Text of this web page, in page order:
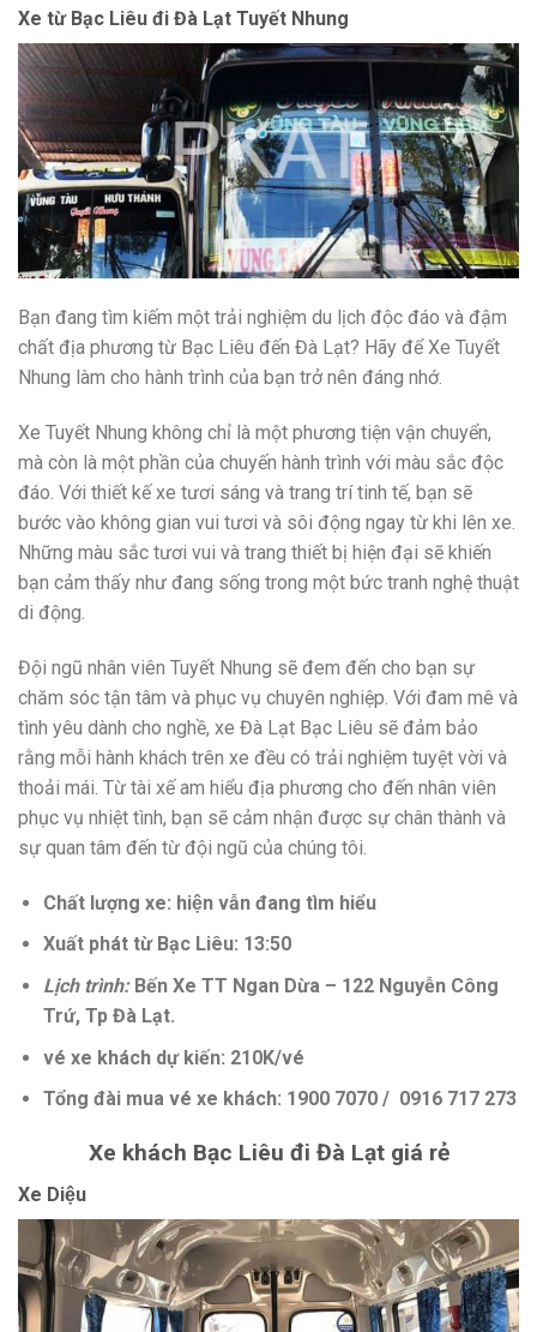
Xe từ Bạc Liêu đi Đà Lạt Tuyết Nhung
Bạn đang tìm kiếm một trải nghiệm du lịch độc đáo và đậm
chất địa phương từ Bạc Liêu đến Đà Lạt? Hãy để Xe Tuyết
Nhung làm cho hành trình của bạn trở nên đáng nhớ.
Xe Tuyết Nhung không chỉ là một phương tiện vận chuyển,
mà còn là một phần của chuyến hành trình với màu sắc độc
đáo. Với thiết kế xe tươi sáng và trang trí tinh tế, bạn sẽ
bước vào không gian vui tươi và sôi động ngay từ khi lên xe.
Những màu sắc tươi vui và trang thiết bị hiện đại sẽ khiến
bạn cảm thấy như đang sống trong một bức tranh nghệ thuật
di động.
Đội ngũ nhân viên Tuyết Nhung sẽ đem đến cho bạn sự
chăm sóc tận tâm và phục vụ chuyên nghiệp. Với đam mê và
tình yêu dành cho nghề, xe Đà Lạt Bạc Liêu sẽ đảm bảo
rằng mỗi hành khách trên xe đều có trải nghiệm tuyệt vời và
thoải mái. Từ tài xế am hiểu địa phương cho đến nhân viên
phục vụ nhiệt tình, bạn sẽ cảm nhận được sự chân thành và
sự quan tâm đến từ đội ngũ của chúng tôi.
Chất lượng xe: hiện vẫn đang tìm hiểu
Xuất phát từ Bạc Liêu: 13:50
Lịch trình:Bến Xe TT Ngan Dừa – 122 Nguyễn Công
Trứ, Tp Đà Lạt.
vé xe khách dự kiến: 210K/vé
Tổng đài mua vé xe khách: 1900 7070 / 0916 717 273
Xe khách Bạc Liêu đi Đà Lạt giá rẻ
Xe Diệu